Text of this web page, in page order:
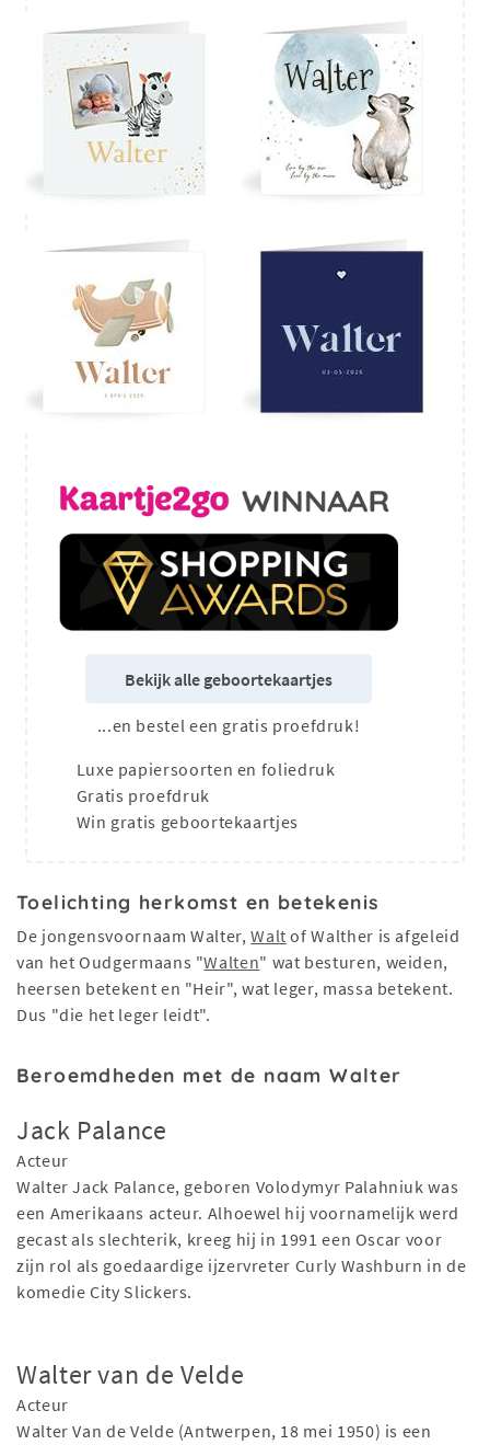
Bekijk alle geboortekaartjes
...en bestel een gratis proefdruk!
Luxe papiersoorten en foliedruk
Gratis proefdruk
Win gratis geboortekaartjes
Toelichting herkomst en betekenis
De jongensvoornaam Walter,Walt of Walther is afgeleid
van het Oudgermaans "Walten" wat besturen, weiden,
heersen betekent en "Heir", wat leger, massa betekent.
Dus "die het leger leidt".
Beroemdheden met de naam Walter
Jack Palance
Acteur
Walter Jack Palance, geboren Volodymyr Palahniuk was
een Amerikaans acteur. Alhoewel hij voornamelijk werd
gecast als slechterik, kreeg hij in 1991 een Oscar voor
zijn rol als goedaardige ijzervreter Curly Washburn in de
komedie City Slickers.
Walter van de Velde
Acteur
Walter Van de Velde (Antwerpen, 18 mei 1950) is een